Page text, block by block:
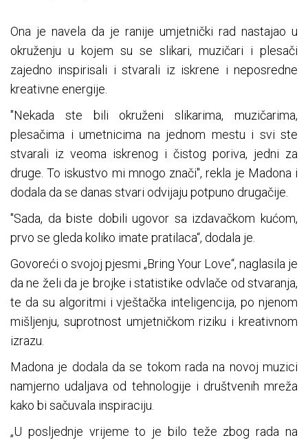
Ona je navela da je ranije umjetnički rad nastajao u
okruženju u kojem su se slikari, muzičari i plesači
zajedno inspirisali i stvarali iz iskrene i neposredne
kreativne energije.
"Nekada ste bili okruženi slikarima, muzičarima,
plesačima i umetnicima na jednom mestu i svi ste
stvarali iz veoma iskrenog i čistog poriva, jedni za
druge. To iskustvo mi mnogo znači", rekla je Madona i
dodala da se danas stvari odvijaju potpuno drugačije.
"Sada, da biste dobili ugovor sa izdavačkom kućom,
prvo se gleda koliko imate pratilaca“, dodala je.
Govoreći o svojoj pjesmi „Bring Your Love“, naglasila je
da ne želi da je brojke i statistike odvlače od stvaranja,
te da su algoritmi i vještačka inteligencija, po njenom
mišljenju, suprotnost umjetničkom riziku i kreativnom
izrazu.
Madona je dodala da se tokom rada na novoj muzici
namjerno udaljava od tehnologije i društvenih mreža
kako bi sačuvala inspiraciju.
„U posljednje vrijeme to je bilo teže zbog rada na